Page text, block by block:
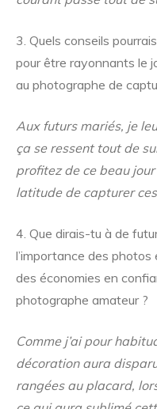
3. Quels conseils
pour être rayonnants le
au photographe de
Aux futurs mariés, je
ça se ressent tout de
profitez de ce beau
latitude de capturer
4. Que dirais-tu à de
l’importance des
des économies en
photographe amateur ?
Comme j’ai pour
décoration aura
rangées au placard,